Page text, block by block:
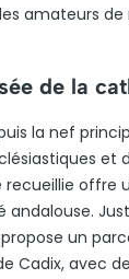
amateurs de
de la
la nef
et
recueillie offre
andalouse.
un
Cadix, avec